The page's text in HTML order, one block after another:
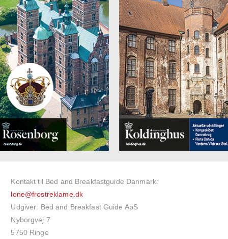
Kontakt til Bed and Breakfastguide Danmark:
lone@frostreklame.dk
Udgiver: Bed and Breakfast Guide ApS
Nyborgvej 7
5750 Ringe